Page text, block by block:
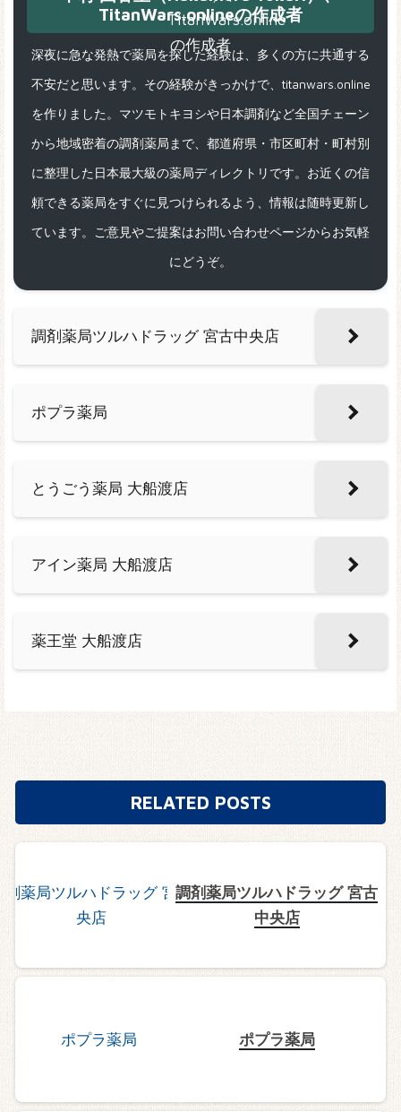
TitanWars.onlineの作成者
深夜に急な発熱で薬局を探した経験は、多くの方に共通する
不安だと思います。その経験がきっかけで、titanwars.online
を作りました。マツモトキヨシや日本調剤など全国チェーン
から地域密着の調剤薬局まで、都道府県・市区町村・町村別
に整理した日本最大級の薬局ディレクトリです。お近くの信
頼できる薬局をすぐに見つけられるよう、情報は随時更新し
ています。ご意見やご提案はお問い合わせページからお気軽
にどうぞ。
調剤薬局ツルハドラッグ 宮古中央店
ポプラ薬局
とうごう薬局 大船渡店
アイン薬局 大船渡店
薬王堂 大船渡店
RELATED POSTS
調剤薬局ツルハドラッグ 宮古
中央店
ポプラ薬局